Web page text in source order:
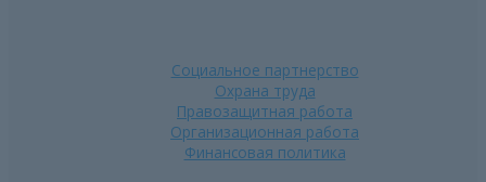
Социальное партнерство
Охрана труда
Правозащитная работа
Организационная работа
Финансовая политика